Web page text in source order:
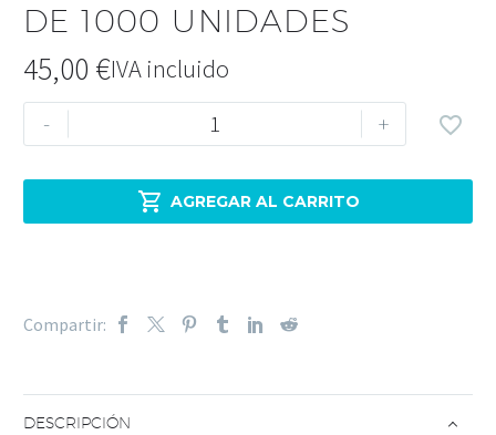
DE 1000 UNIDADES
45,00 €IVA incluido
-
Bambú
-
Ecológico,
es
un
+
 AGREGAR AL CARRITO

Compartir:
DESCRIPCIÓN